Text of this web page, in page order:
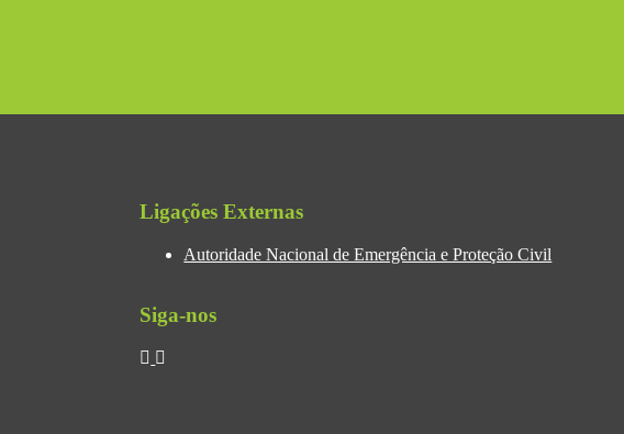
Ligações Externas
Autoridade Nacional de Emergência e Proteção Civil
Siga-nos